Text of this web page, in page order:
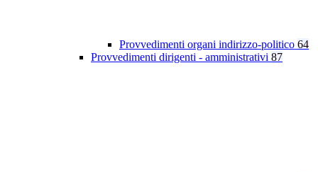
Provvedimenti organi indirizzo-politico 64
Provvedimenti dirigenti - amministrativi 87